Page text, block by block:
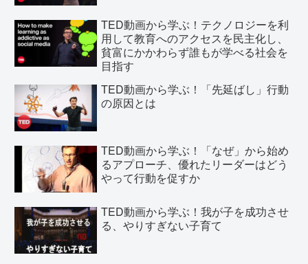
TED動画から学ぶ！テクノロジーを利
用して教育へのアクセスを民主化し、
貧富にかかわらず誰もが学べる社会を
目指す
TED動画から学ぶ！「先延ばし」行動
の原因とは
TED動画から学ぶ！「なぜ」から始め
るアプローチ、優れたリーダーはどう
やって行動を促すか
TED動画から学ぶ！我が子を成功させ
る、やりすぎない子育て